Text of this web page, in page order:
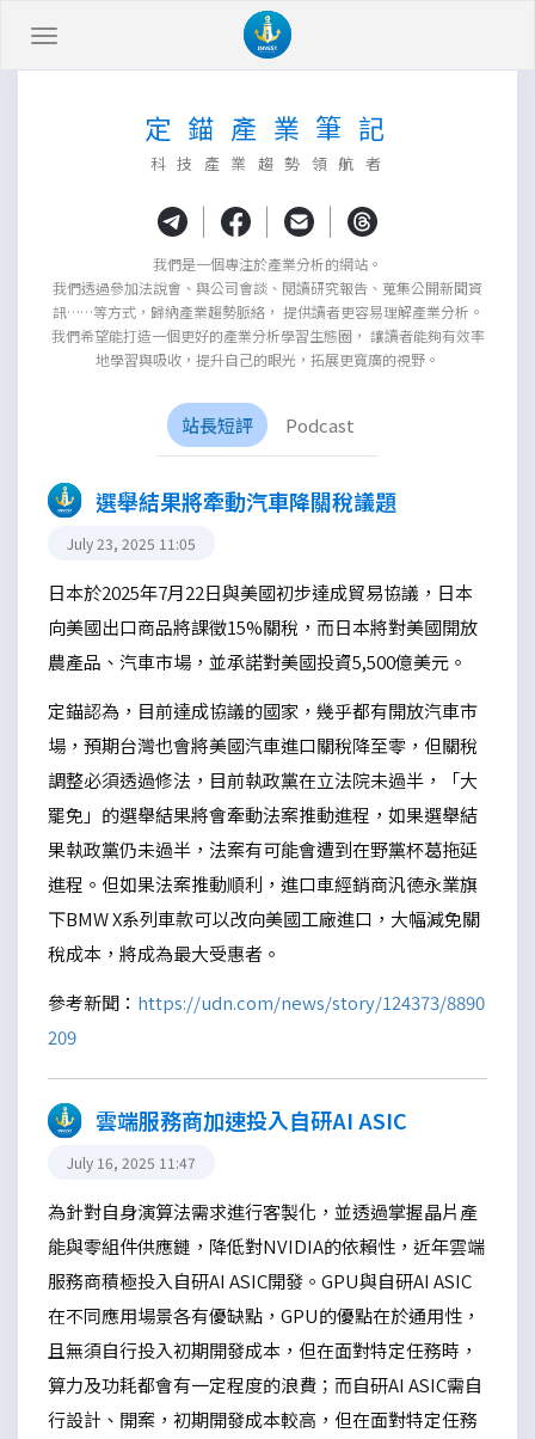
定 錨 產 業 筆 記
科 技 產 業 趨 勢 領 航 者
| | |
我們是一個專注於產業分析的網站。
我們透過參加法說會、與公司會談、閱讀研究報告、蒐集公開新聞資
訊……等方式，歸納產業趨勢脈絡， 提供讀者更容易理解產業分析。
我們希望能打造一個更好的產業分析學習生態圈， 讓讀者能夠有效率
地學習與吸收，提升自己的眼光，拓展更寬廣的視野。
站長短評 Podcast
選舉結果將牽動汽車降關稅議題
July 23, 2025 11:05
日本於2025年7月22日與美國初步達成貿易協議，日本
向美國出口商品將課徵15%關稅，而日本將對美國開放
農產品、汽車市場，並承諾對美國投資5,500億美元。
定錨認為，目前達成協議的國家，幾乎都有開放汽車市
場，預期台灣也會將美國汽車進口關稅降至零，但關稅
調整必須透過修法，目前執政黨在立法院未過半，「大
罷免」的選舉結果將會牽動法案推動進程，如果選舉結
果執政黨仍未過半，法案有可能會遭到在野黨杯葛拖延
進程。但如果法案推動順利，進口車經銷商汎德永業旗
下BMW X系列車款可以改向美國工廠進口，大幅減免關
稅成本，將成為最大受惠者。
參考新聞： https://udn.com/news/story/124373/8890
209
雲端服務商加速投入自研AI ASIC
July 16, 2025 11:47
為針對自身演算法需求進行客製化，並透過掌握晶片產
能與零組件供應鏈，降低對NVIDIA的依賴性，近年雲端
服務商積極投入自研AI ASIC開發。GPU與自研AI ASIC
在不同應用場景各有優缺點，GPU的優點在於通用性，
且無須自行投入初期開發成本，但在面對特定任務時，
算力及功耗都會有一定程度的浪費；而自研AI ASIC需自
行設計、開案，初期開發成本較高，但在面對特定任務